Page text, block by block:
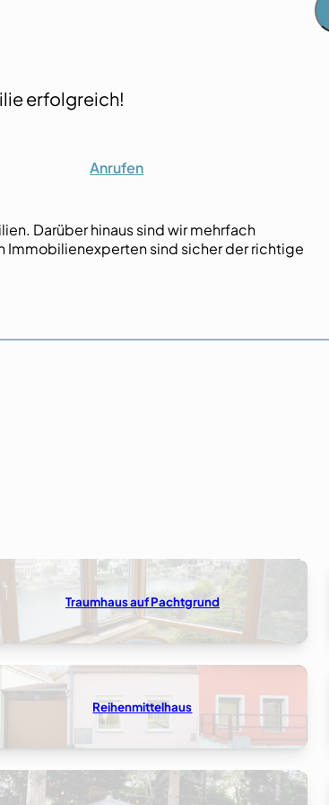
erfolgreich!
Anrufen
Darüber hinaus sind wir mehrfach
Immobilienexperten sind sicher der richtige
Traumhaus auf Pachtgrund
Reihenmittelhaus